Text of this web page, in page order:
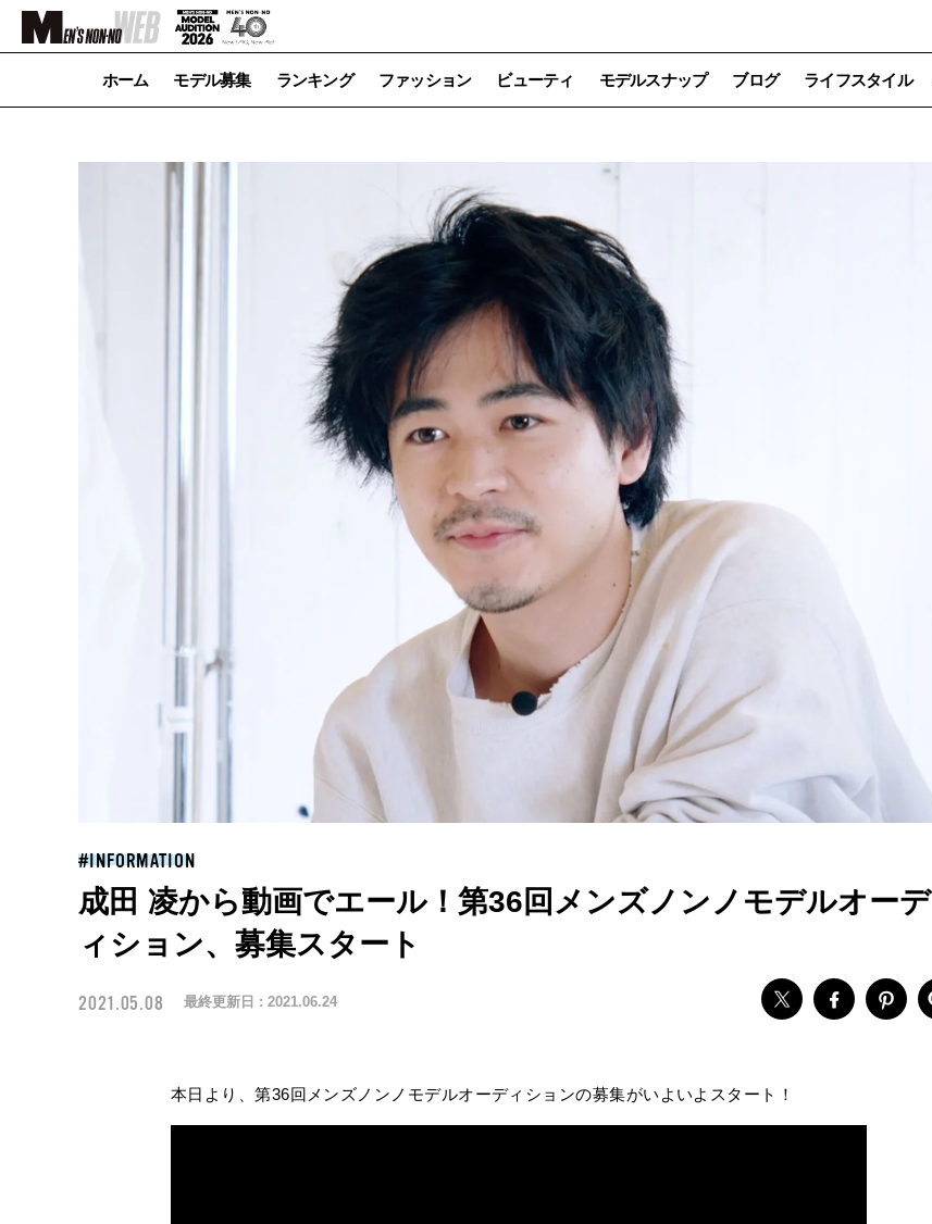
ホーム モデル募集 ランキング ファッション ビューティ モデルスナップ ブログ ライフスタイル
INFORMATION
成田 凌から動画でエール！第36回メンズノンノモデルオーデ
ィション、募集スタート
2021.05.08 最終更新日 : 2021.06.24
本日より、第36回メンズノンノモデルオーディションの募集がいよいよスタート！